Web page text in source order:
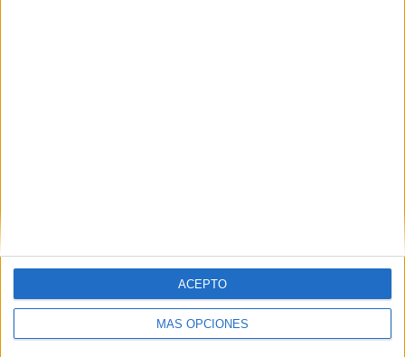
MÁS OPCIONES
ACEPTO
SIGUE NUESTROS TABLEROS EN